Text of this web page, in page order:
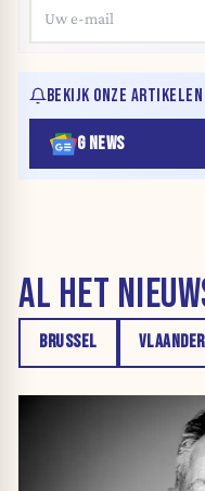
BEKIJK ONZE ARTIKELEN
G NEWS
AL HET
BRUSSEL